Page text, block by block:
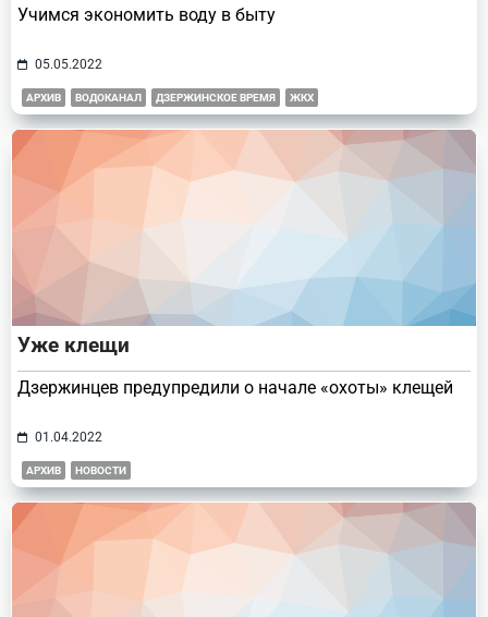
Учимся экономить воду в быту
05.05.2022
АРХИВ ВОДОКАНАЛ ДЗЕРЖИНСКОЕ ВРЕМЯ ЖКХ
Уже клещи
Дзержинцев предупредили о начале «охоты» клещей
01.04.2022
АРХИВ НОВОСТИ